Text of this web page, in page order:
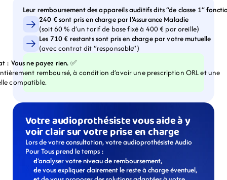
Leur remboursement des appareils auditifs dits “de classe 1”
240 € sont pris en charge par l’Assurance Maladie
(soit 60 % d’un tarif de base fixé à 400 € par oreille)
Les 710 € restants sont pris en charge par votre mutuelle
(avec contrat dit “responsable”)
: Vous ne payez rien. ✅
remboursé, à condition d’avoir une prescription ORL et une
compatible.
Votre audioprothésiste vous aide à y
voir clair sur votre prise en charge
Lors de votre consultation, votre audioprothésiste Audio
Pour Tous prend le temps :
d’analyser votre niveau de remboursement,
de vous expliquer clairement le reste à charge éventuel,